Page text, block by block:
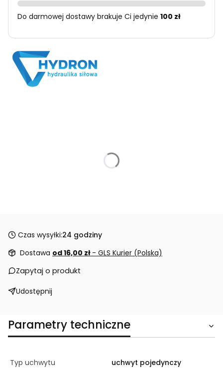
Do darmowej dostawy brakuje Ci jedynie 100 zł
Czas wysyłki:24 godziny
Dostawa od 16,00 zł - GLS Kurier (Polska)
Zapytaj o produkt
Udostępnij
Parametry techniczne
Typ uchwytu
uchwyt pojedynczy